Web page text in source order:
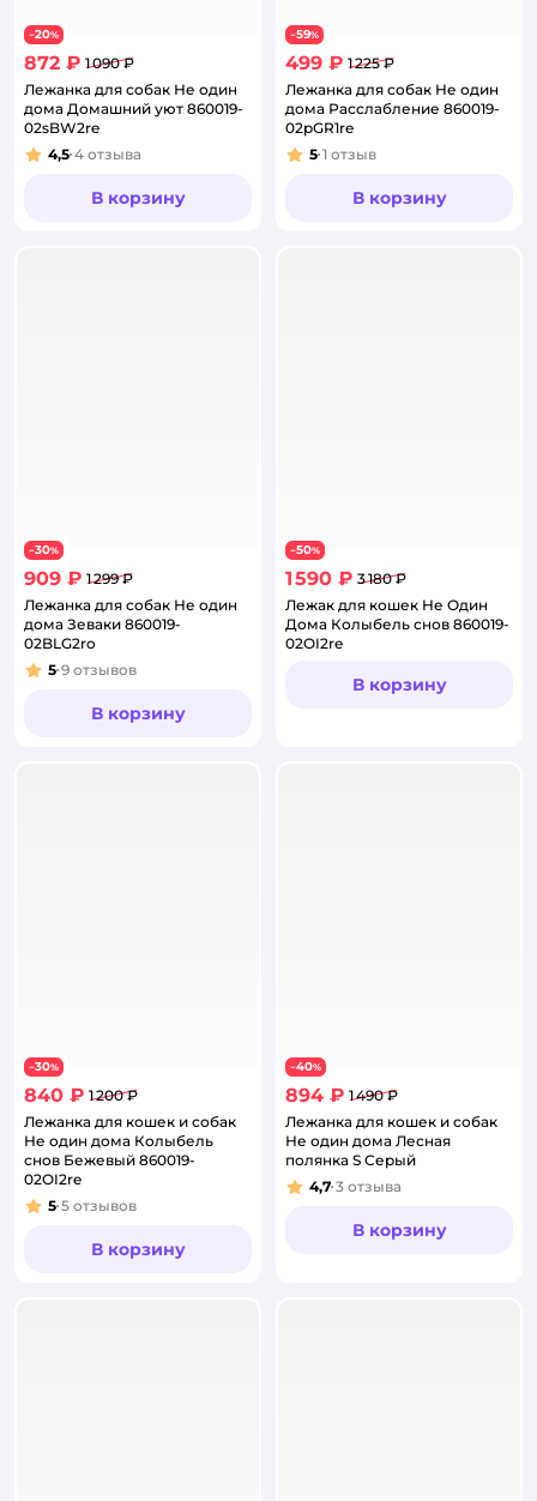
−20%
872 ₽ 1 090 ₽
Лежанка для собак Не один
дома Домашний уют 860019-
02sBW2re
Рейтинг:
4,5 4 отзыва
В корзину
−59%
499 ₽ 1 225 ₽
Лежанка для собак Не один
дома Расслабление 860019-
02pGR1re
Рейтинг:
5 1 отзыв
В корзину
−30%
909 ₽ 1 299 ₽
Лежанка для собак Не один
дома Зеваки 860019-
02BLG2ro
Рейтинг:
5 9 отзывов
В корзину
−50%
1 590 ₽ 3 180 ₽
Лежак для кошек Не Один
Дома Колыбель снов 860019-
02OI2re
В корзину
−30%
840 ₽ 1 200 ₽
Лежанка для кошек и собак
Не один дома Колыбель
снов Бежевый 860019-
02OI2re
Рейтинг:
5 5 отзывов
В корзину
−40%
894 ₽ 1 490 ₽
Лежанка для кошек и собак
Не один дома Лесная
полянка S Серый
Рейтинг:
4,7 3 отзыва
В корзину